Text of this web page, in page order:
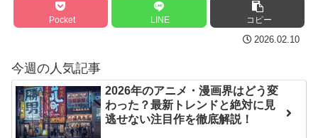
次予選3連勝も、海外ファン
は采配に辛辣「おそろしい
はチキン」
七ツ森りり ご令嬢と召使
いの禁断の恋…1日だけ許さ
れた夫婦としての時間をひ
後の日本の対応のスピード
に世界が衝撃
ンディなクリスマスイヴ
2/25(水)
Pocket LINE コピー
2026.02.10
今週の人気記事
2026年のアニメ・漫画界はどう変
わった？最新トレンドと絶対に見
逃せない注目作を徹底解説！